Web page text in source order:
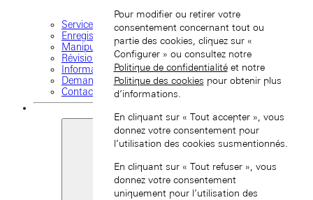
Services
Enregistrement d'une montre
Manipulation et entretien
Révision et réparation
Informations sur la garantie
Demande d'intervention
Contactez-nous
Pour modifier ou retirer votre
consentement concernant tout ou
partie des cookies, cliquez sur «
Configurer » ou consultez notre
Politique de confidentialitéet notre
Politique des cookies pour obtenir plus
d’informations.
En cliquant sur « Tout accepter », vous
donnez votre consentement pour
l’utilisation des cookies susmentionnés.
En cliquant sur « Tout refuser », vous
donnez votre consentement
uniquement pour l’utilisation des